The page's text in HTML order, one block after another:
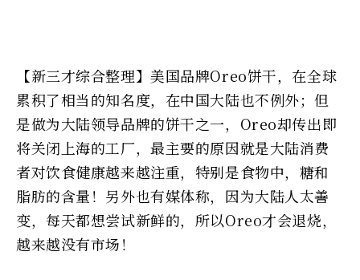
【新三才综合整理】美国品牌Oreo饼干，在全球
累积了相当的知名度，在中国大陆也不例外；但
是做为大陆领导品牌的饼干之一，Oreo却传出即
将关闭上海的工厂，最主要的原因就是大陆消费
者对饮食健康越来越注重，特别是食物中，糖和
脂肪的含量！另外也有媒体称，因为大陆人太善
变，每天都想尝试新鲜的，所以Oreo才会退烧，
越来越没有市场！